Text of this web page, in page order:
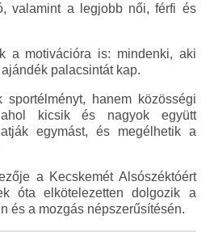
valamint a legjobb női, férfi és
a motivációra is: mindenki, aki
palacsintát kap.
sportélményt, hanem közösségi
kicsik és nagyok együtt
egymást, és megélhetik a
a Kecskemét Alsószéktóért
óta elkötelezetten dolgozik a
és a mozgás népszerűsítésén.